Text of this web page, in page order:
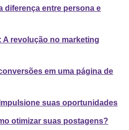
diferença entre persona e
A revolução no marketing
em uma página de
suas oportunidades
otimizar suas postagens?